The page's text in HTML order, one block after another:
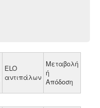
ELO
αντιπάλων
Μεταβολή
ή
Απόδοση